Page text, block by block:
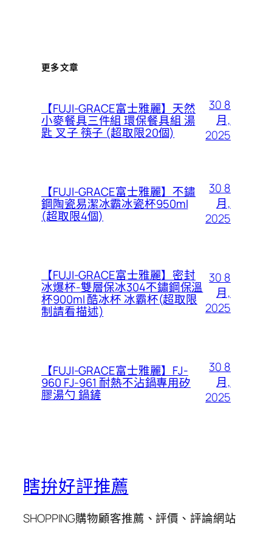
更多文章
【FUJI-GRACE富士雅麗】天然
小麥餐具三件組 環保餐具組 湯
匙 叉子 筷子 (超取限20個)
30 8
月,
2025
【FUJI-GRACE富士雅麗】不鏽
鋼陶瓷易潔冰霸冰瓷杯950ml
(超取限4個)
30 8
月,
2025
【FUJI-GRACE富士雅麗】密封
冰爆杯-雙層保冰304不鏽鋼保溫
杯900ml 酷冰杯 冰霸杯(超取限
制請看描述)
30 8
月,
2025
【FUJI-GRACE富士雅麗】FJ-
960 FJ-961 耐熱不沾鍋專用矽
膠湯勺 鍋鏟
30 8
月,
2025
瞎拚好評推薦
SHOPPING購物顧客推薦、評價、評論網站